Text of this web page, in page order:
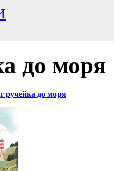
до моря
ручейка до моря